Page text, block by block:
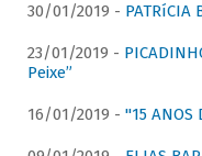
30/01/2019 - PATRíCIA
23/01/2019 -
Peixe”
16/01/2019 - "15 ANOS